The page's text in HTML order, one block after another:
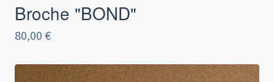
Broche "BOND"
80,00 €